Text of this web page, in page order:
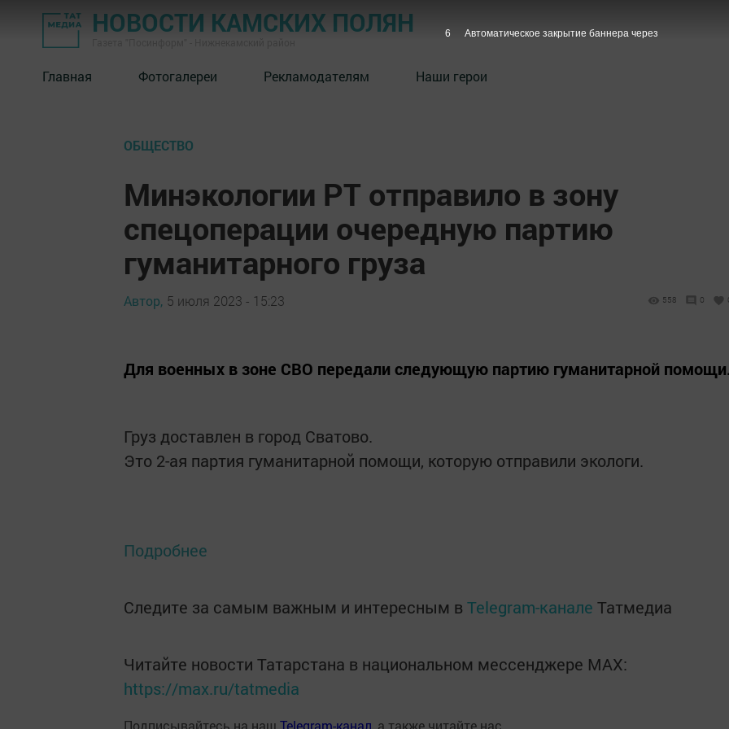
НОВОСТИ КАМСКИХ ПОЛЯН
Главная Фотогалереи Рекламодателям Наши герои
ОБЩЕСТВО
Минэкологии РТ отправило в зону
спецоперации очередную партию
гуманитарного груза
Автор, 5 июля 2023 - 15:23 558 0
Для военных в зоне СВО передали следующую партию гуманитарной
Груз доставлен в город Сватово.
Это 2-ая партия гуманитарной помощи, которую отправили экологи.
Подробнее
Следите за самым важным и интересным в Telegram-канале Татмедиа
Читайте новости Татарстана в национальном мессенджере MАХ:
https://max.ru/tatmedia
Подписывайтесь на наш Telegram-канал , а также читайте нас
5 Автоматическое закрытие баннера через